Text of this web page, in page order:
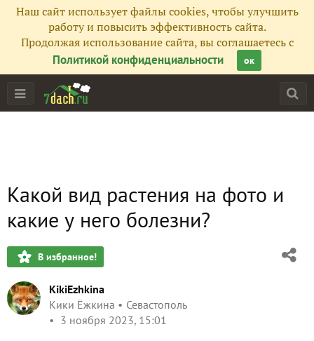
Наш сайт использует файлы cookies, чтобы улучшить
работу и повысить эффективность сайта.
Продолжая использование сайта, вы соглашаетесь с
Политикой конфиденциальности
ок
Какой вид растения на фото и
какие у него болезни?
В избранное!
KikiEzhkina
Кики Ёжкина
Севастополь
3 ноября 2023, 15:01